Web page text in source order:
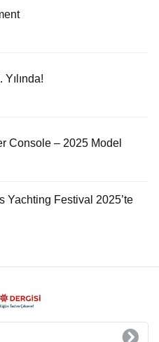
Console – 2025 Model
Yachting Festival 2025’te